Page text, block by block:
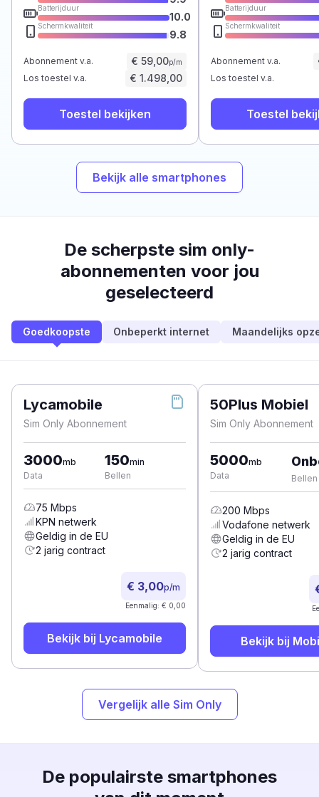
Batterijduur
10.0
Schermkwaliteit
9.8
Abonnement v.a. € 59,00p/m
Los toestel v.a. € 1.498,00
Toestel bekijken
Batterijduur
Schermkwaliteit
Abonnement v.a.
Los toestel v.a.
Toestel
Bekijk alle smartphones
De scherpste sim only-
abonnementen voor jou
geselecteerd
Goedkoopste Onbeperkt internet Maandelijks
Lycamobile
Sim Only Abonnement
3000mb
Data
150min
Bellen
75 Mbps
KPN netwerk
Geldig in de EU
2 jarig contract
€ 3,00p/m
Eenmalig: € 0,00
Bekijk bij Lycamobile
50Plus Mobiel
Sim Only Abonnement
5000mb
Data
Bellen
200 Mbps
Vodafone netwerk
Geldig in de EU
2 jarig contract
Bekijk bij
Vergelijk alle Sim Only
De populairste smartphones